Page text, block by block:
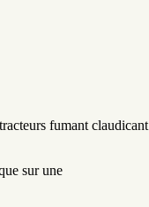
fumant claudicant
sur une